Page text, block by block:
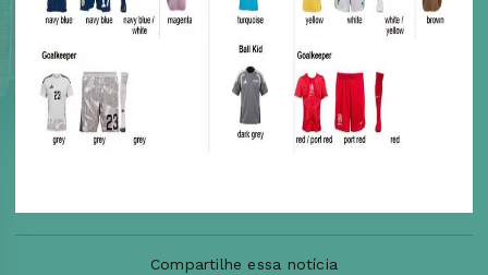
Compartilhe essa notícia